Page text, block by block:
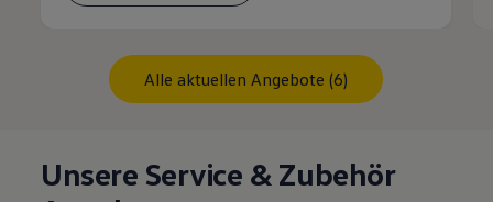
Alle aktuellen Angebote (6)
Unsere Service & Zubehör